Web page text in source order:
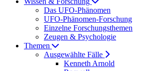
Das UFO-Phänomen
UFO-Phänomen-Forschung
Einzelne Forschungsthemen
Zeugen & Psychologie
Themen
Ausgewählte Fälle
Kenneth Arnold